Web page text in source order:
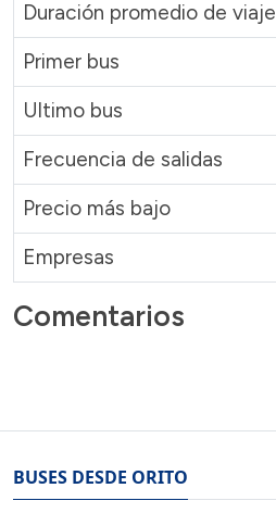
Duración promedio de viaje
Primer bus
Ultimo bus
Frecuencia de salidas
Precio más bajo
Empresas
Comentarios
BUSES DESDE ORITO